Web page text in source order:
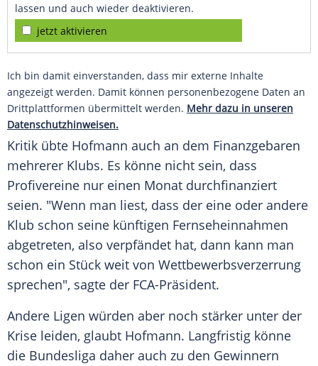
lassen und auch wieder deaktivieren.
jetzt aktivieren
Ich bin damit einverstanden, dass mir externe Inhalte
angezeigt werden. Damit können personenbezogene Daten an
Drittplattformen übermittelt werden. Mehr dazu in unseren
Datenschutzhinweisen.
Kritik übte Hofmann auch an dem Finanzgebaren
mehrerer Klubs. Es könne nicht sein, dass
Profivereine nur einen Monat durchfinanziert
seien. "Wenn man liest, dass der eine oder andere
Klub schon seine künftigen Fernseheinnahmen
abgetreten, also verpfändet hat, dann kann man
schon ein Stück weit von Wettbewerbsverzerrung
sprechen", sagte der FCA-Präsident.
Andere Ligen würden aber noch stärker unter der
Krise leiden, glaubt Hofmann. Langfristig könne
die Bundesliga daher auch zu den Gewinnern